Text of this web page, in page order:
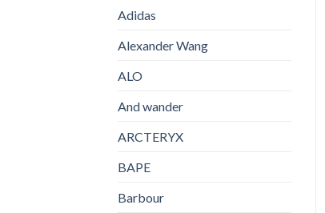
Adidas
Alexander Wang
ALO
And wander
ARCTERYX
BAPE
Barbour